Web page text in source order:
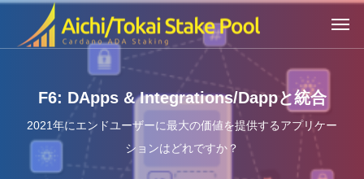
F6: DApps & Integrations/Dappと統合
2021年にエンドユーザーに最大の価値を提供するアプリケー
ションはどれですか？